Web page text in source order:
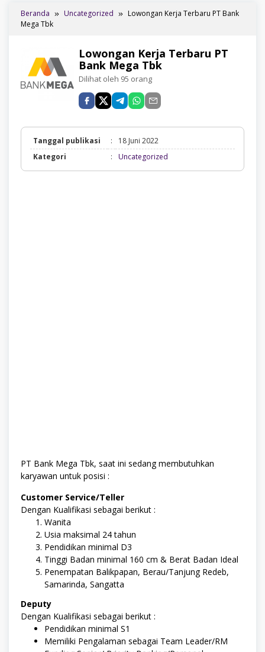
Beranda Uncategorized
Lowongan Kerja Terbaru PT Bank
Mega Tbk
Lowongan Kerja Terbaru PT
Bank Mega Tbk
Dilihat oleh 95 orang
Tanggal publikasi :
18 Juni 2022
Kategori
: Uncategorized
PT Bank Mega Tbk, saat ini sedang membutuhkan
karyawan untuk posisi :
Customer Service/Teller
Dengan Kualifikasi sebagai berikut :
Wanita
Usia maksimal 24 tahun
Pendidikan minimal D3
Tinggi Badan minimal 160 cm & Berat Badan Ideal
Penempatan Balikpapan, Berau/Tanjung Redeb,
Samarinda, Sangatta
Deputy
Dengan Kualifikasi sebagai berikut :
Pendidikan minimal S1
Memiliki Pengalaman sebagai Team Leader/RM